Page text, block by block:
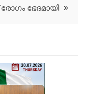
രോഗം ഭേദമായി